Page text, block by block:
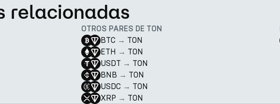
relacionadas
OTROS PARES DE TON
BTC → TON
ETH → TON
USDT → TON
BNB → TON
USDC → TON
XRP → TON